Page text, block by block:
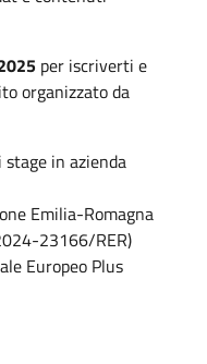
per iscriverti e
organizzato da
in azienda
Emilia-Romagna
23166/RER)
Europeo Plus